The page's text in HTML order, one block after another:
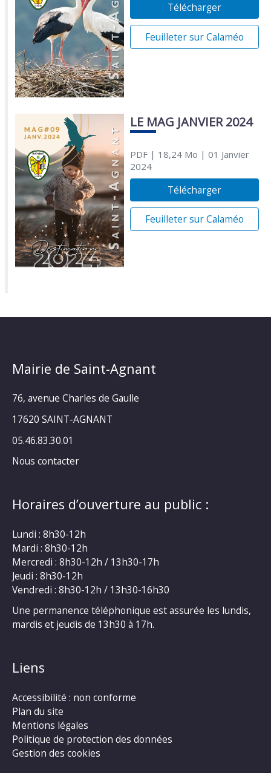
Télécharger
Feuilleter sur Calaméo
LE MAG JANVIER 2024
PDF| 18,24 Mo | 01 Janvier
2024
Télécharger
Feuilleter sur Calaméo
Mairie de Saint-Agnant
76, avenue Charles de Gaulle
17620 SAINT-AGNANT
05.46.83.30.01
Nous contacter
Horaires d’ouverture au public :
Lundi : 8h30-12h
Mardi : 8h30-12h
Mercredi : 8h30-12h / 13h30-17h
Jeudi : 8h30-12h
Vendredi : 8h30-12h / 13h30-16h30
Une permanence téléphonique est assurée les lundis,
mardis et jeudis de 13h30 à 17h.
Liens
Accessibilité : non conforme
Plan du site
Mentions légales
Politique de protection des données
Gestion des cookies